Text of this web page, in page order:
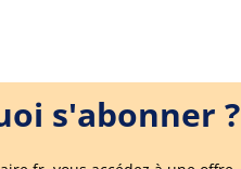
s'abonner ?